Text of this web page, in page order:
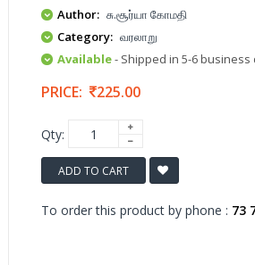
Author: சு.சூர்யா கோமதி
Category: வரலாறு
Available- Shipped in 5-6 business
PRICE: 225.00
Qty:
ADD TO CART
To order this product by phone : 73